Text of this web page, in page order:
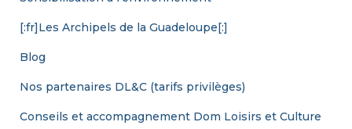
[:fr]Les Archipels de la Guadeloupe[:]
Blog
Nos partenaires DL&C (tarifs privilèges)
Conseils et accompagnement Dom Loisirs et Culture